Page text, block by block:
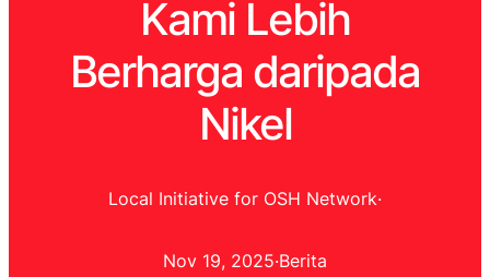
Kami Lebih
Berharga daripada
Nikel
Local Initiative for OSH Network·
Nov 19, 2025·Berita